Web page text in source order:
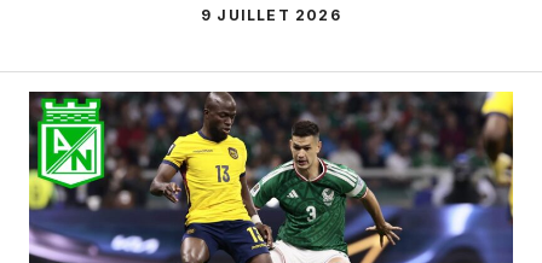
9 JUILLET 2026